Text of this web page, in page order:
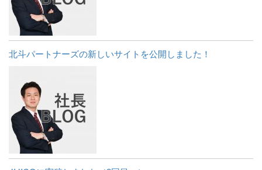
北斗パートナーズの新しいサイトを公開しました！